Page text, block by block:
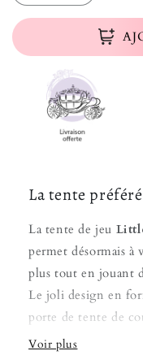
La tente
La tente de jeu
permet désormais à
plus tout en jouant
Le joli design en
porte de tente de
regards dans